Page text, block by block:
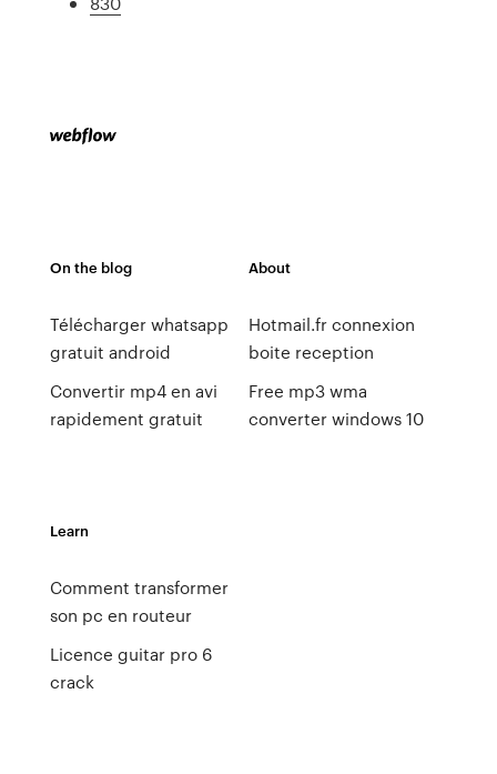
On the blog
Télécharger whatsapp
gratuit android
Convertir mp4 en avi
rapidement gratuit
About
Hotmail.fr connexion
boite reception
Free mp3 wma
converter windows 10
Learn
Comment transformer
son pc en routeur
Licence guitar pro 6
crack